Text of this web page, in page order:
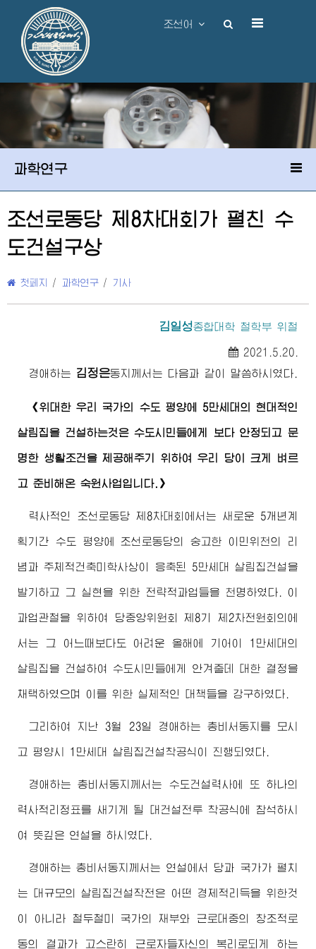
조선어
과학연구
조선로동당 제8차대회가 펼친 수
도건설구상
첫페지 / 과학연구 / 기사
김일성종합대학 철학부 위철
2021.5.20.
경애하는 김정은동지 께서는 다음과 같이 말씀하시였다.
《위대한 우리 국가의 수도 평양에 5만세대의 현대적인
살림집을 건설하는것은 수도시민들에게 보다 안정되고 문
명한 생활조건을 제공해주기 위하여 우리 당이 크게 벼르
고 준비해온 숙원사업입니다.》
력사적인 조선로동당 제8차대회에서는 새로운 5개년계
획기간 수도 평양에 조선로동당의 숭고한 이민위천의 리
념과 주체적건축미학사상이 응축된 5만세대 살림집건설을
발기하고 그 실현을 위한 전략적과업들을 천명하였다. 이
과업관철을 위하여 당중앙위원회 제8기 제2차전원회의에
서는 그 어느때보다도 어려운 올해에 기어이 1만세대의
살림집을 건설하여 수도시민들에게 안겨줄데 대한 결정을
채택하였으며 이를 위한 실제적인 대책들을 강구하였다.
그리하여 지난 3월 23일 경애하는 총비서동지 를 모시
고 평양시 1만세대 살림집건설착공식이 진행되였다.
경애하는 총비서동지 께서는 수도건설력사에 또 하나의
력사적리정표를 새기게 될 대건설전투 착공식에 참석하시
여 뜻깊은 연설을 하시였다.
경애하는 총비서동지 께서는 연설에서 당과 국가가 펼치
는 대규모의 살림집건설작전은 어떤 경제적리득을 위한것
이 아니라 철두철미 국가의 재부와 근로대중의 창조적로
동의 결과가 고스란히 근로자들자신의 복리로되게 하는